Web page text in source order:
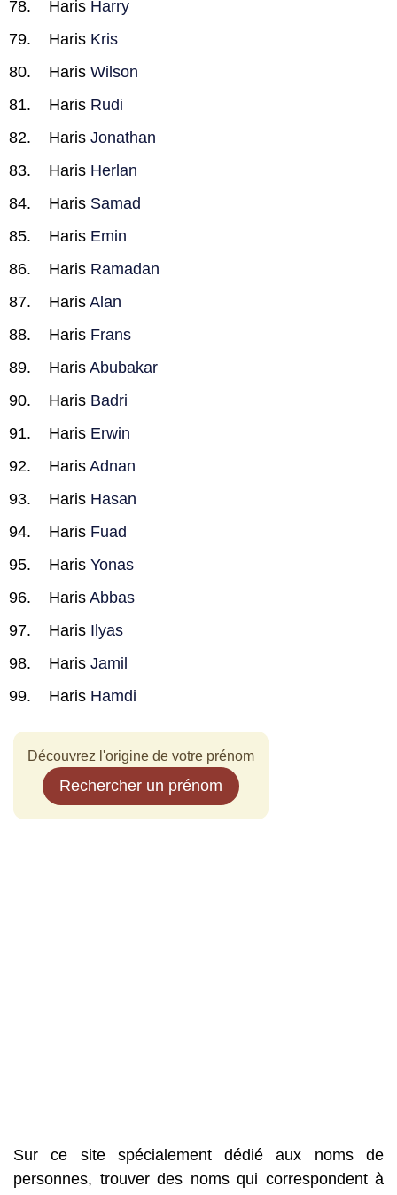
Haris Harry
Haris Kris
Haris Wilson
Haris Rudi
Haris Jonathan
Haris Herlan
Haris Samad
Haris Emin
Haris Ramadan
Haris Alan
Haris Frans
Haris Abubakar
Haris Badri
Haris Erwin
Haris Adnan
Haris Hasan
Haris Fuad
Haris Yonas
Haris Abbas
Haris Ilyas
Haris Jamil
Haris Hamdi
Découvrez l'origine de votre prénom
Rechercher un prénom
Sur ce site spécialement dédié aux noms de
personnes, trouver des noms qui correspondent à